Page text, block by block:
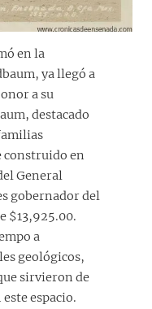
en la
ya llegó a
a su
destacado
construido en
General
gobernador del
$13,925.00.
a
geológicos,
sirvieron de
espacio.